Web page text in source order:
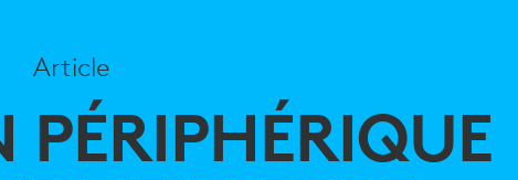
Article
PÉRIPHÉRIQUE